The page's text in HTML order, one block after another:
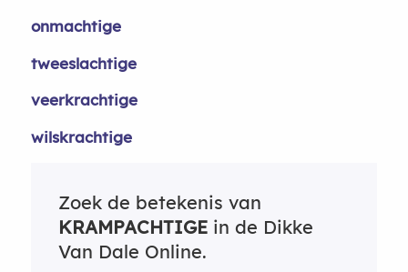
onmachtige
tweeslachtige
veerkrachtige
wilskrachtige
Zoek de betekenis van
KRAMPACHTIGEin de Dikke
Van Dale Online.